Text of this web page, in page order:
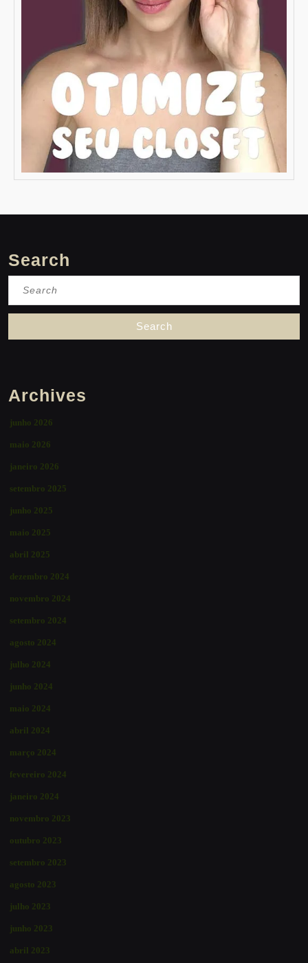
Search
Archives
junho 2026
maio 2026
janeiro 2026
setembro 2025
junho 2025
maio 2025
abril 2025
dezembro 2024
novembro 2024
setembro 2024
agosto 2024
julho 2024
junho 2024
maio 2024
abril 2024
março 2024
fevereiro 2024
janeiro 2024
novembro 2023
outubro 2023
setembro 2023
agosto 2023
julho 2023
junho 2023
abril 2023